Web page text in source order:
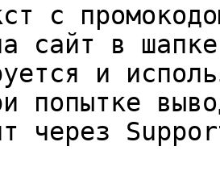
с
сайт в
и
попытке
через